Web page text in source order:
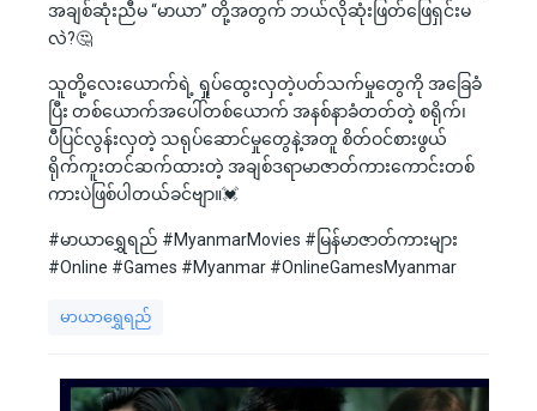
အချစ်ဆုံးညီမ “မာယာ” တို့အတွက် ဘယ်လိုဆုံးဖြတ်ဖြေရှင်းမ
လဲ?🤔
သူတို့လေးယောက်ရဲ့ ရှုပ်ထွေးလှတဲ့ပတ်သက်မှုတွေကို အခြေခံ
ပြီး တစ်ယောက်အပေါ်တစ်ယောက် အနစ်နာခံတတ်တဲ့ စရိုက်၊
ပီပြင်လွန်းလှတဲ့ သရုပ်ဆောင်မှုတွေနဲ့အတူ စိတ်ဝင်စားဖွယ်
ရိုက်ကူးတင်ဆက်ထားတဲ့ အချစ်ဒရာမာဇာတ်ကားကောင်းတစ်
ကားပဲဖြစ်ပါတယ်ခင်ဗျာ။💓
#မာယာရွှေရည် #MyanmarMovies #မြန်မာဇာတ်ကားများ
#Online #Games #Myanmar #OnlineGamesMyanmar
မာယာရွှေရည်